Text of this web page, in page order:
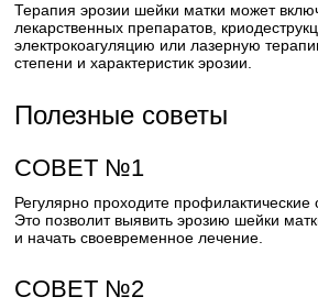
Терапия эрозии шейки матки может
лекарственных препаратов,
электрокоагуляцию или лазерную
степени и характеристик эрозии.
Полезные советы
СОВЕТ №1
Регулярно проходите профилактические
Это позволит выявить эрозию шейки
и начать своевременное лечение.
СОВЕТ №2